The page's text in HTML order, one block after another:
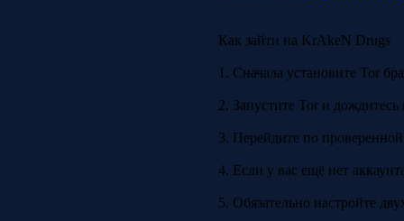
Как зайти на KrAkeN Drugs
1. Сначала установите Tor
2. Запустите Tor и дождитесь
3. Перейдите по
4. Если у вас ещё нет
5. Обязательно настройте